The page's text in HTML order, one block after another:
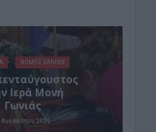
ΝΟΜΌΣ ΧΑΝΊΩΝ
Ιερά Μονή
Γωνιάς
Αυγούστου 2026